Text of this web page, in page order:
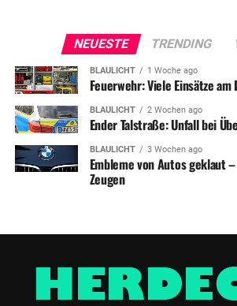
NEUESTE TRENDING
BLAULICHT 1 Woche ago
Feuerwehr: Viele Einsätze am
BLAULICHT 2 Wochen ago
Ender Talstraße: Unfall bei
BLAULICHT 3 Wochen ago
Embleme von Autos geklaut
Zeugen